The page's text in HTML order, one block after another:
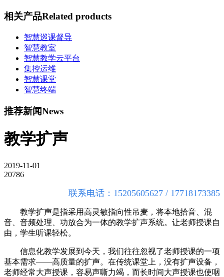
相关产品Related products
智慧巡课督导
智慧教室
智慧教学云平台
集控运维
智慧课堂
智慧终端
推荐新闻News
教学扩声
2019-11-01
20786
联系电话： 15205605627 / 17718173385
教学扩声是指采用高灵敏指向性吊麦，将本地拾音、混
音、音频处理、功放合为一体的教学扩声系统。让老师授课自
由，学生听课轻松。
信息化教学发展到今天，我们往往忽视了老师授课的一项
基本需求——高质量的扩声。在传统课堂上，没有扩声设备，
老师经常大声授课，容易声嘶力竭，而长时间大声授课也使咽